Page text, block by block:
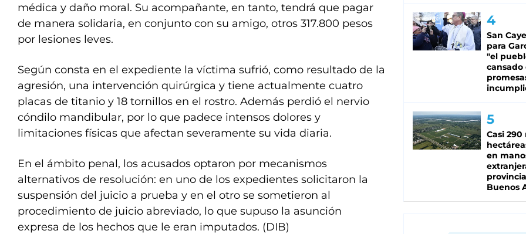
médica y daño moral. Su acompañante, en tanto, tendrá que pagar
de manera solidaria, en conjunto con su amigo, otros 317.800 pesos
por lesiones leves.
Según consta en el expediente la víctima sufrió, como resultado de la
agresión, una intervención quirúrgica y tiene actualmente cuatro
placas de titanio y 18 tornillos en el rostro. Además perdió el nervio
cóndilo mandibular, por lo que padece intensos dolores y
limitaciones físicas que afectan severamente su vida diaria.
En el ámbito penal, los acusados optaron por mecanismos
alternativos de resolución: en uno de los expedientes solicitaron la
suspensión del juicio a prueba y en el otro se sometieron al
procedimiento de juicio abreviado, lo que supuso la asunción
expresa de los hechos que le eran imputados. (DIB)
San
para
"el
cansado
Casi 290
en
Buenos